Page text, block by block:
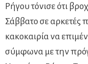
Ρήγου τόνισε ότι
Σάββατο σε αρκετές
κακοκαιρία να
σύμφωνα με την